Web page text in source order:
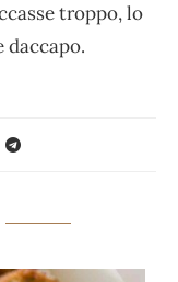
troppo, lo